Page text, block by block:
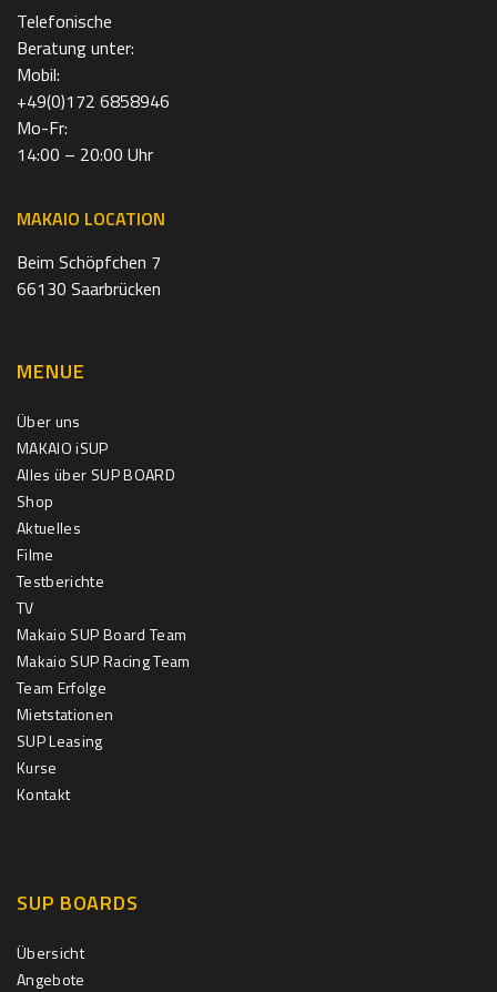
Telefonische
Beratung unter:
Mobil:
+49(0)172 6858946
Mo-Fr:
14:00 – 20:00 Uhr
MAKAIO LOCATION
Beim Schöpfchen 7
66130 Saarbrücken
MENUE
Über uns
MAKAIO iSUP
Alles über SUP BOARD
Shop
Aktuelles
Filme
Testberichte
TV
Makaio SUP Board Team
Makaio SUP Racing Team
Team Erfolge
Mietstationen
SUP Leasing
Kurse
Kontakt
SUP BOARDS
Übersicht
Angebote